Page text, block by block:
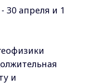
апреля и 1
и